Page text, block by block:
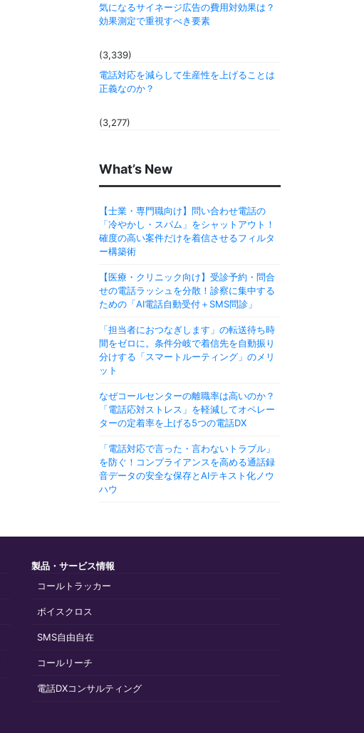
気になるサイネージ広告の費用対効果は？
効果測定で重視すべき要素
(3,339)
電話対応を減らして生産性を上げることは
正義なのか？
(3,277)
What’s New
【士業・専門職向け】問い合わせ電話の
「冷やかし・スパム」をシャットアウト！
確度の高い案件だけを着信させるフィルタ
ー構築術
【医療・クリニック向け】受診予約・問合
せの電話ラッシュを分散！診察に集中する
ための「AI電話自動受付＋SMS問診」
「担当者におつなぎします」の転送待ち時
間をゼロに。条件分岐で着信先を自動振り
分けする「スマートルーティング」のメリ
ット
なぜコールセンターの離職率は高いのか？
「電話応対ストレス」を軽減してオペレー
ターの定着率を上げる5つの電話DX
「電話対応で言った・言わないトラブル」
を防ぐ！コンプライアンスを高める通話録
音データの安全な保存とAIテキスト化ノウ
ハウ
製品・サービス情報
コールトラッカー
ボイスクロス
SMS自由自在
コールリーチ
電話DXコンサルティング